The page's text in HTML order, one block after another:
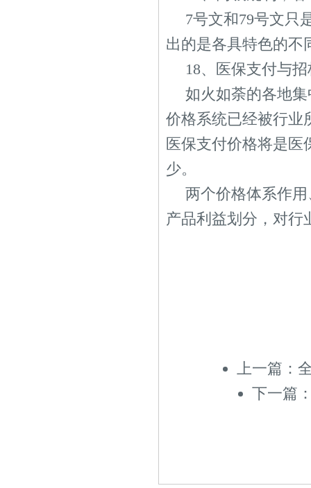
7号文和79号文只
出的是各具特色的不
18、医保支付与
如火如荼的各地
价格系统已经被行业
医保支付价格将是
少。
两个价格体系作
产品利益划分，对行
上一篇：
下一篇